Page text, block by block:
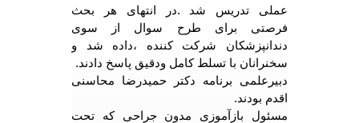
عملی تدریس شد .در انتهای هر بحث
فرصتی برای طرح سوال از سوی
دندانپزشکان شرکت کننده ،داده شد و
سخنرانان با تسلط کامل ودقیق پاسخ دادند.
دبیرعلمی برنامه دکتر حمیدرضا محاسنی
اقدم بودند.
مسئول بازآموزی مدون جراحی که تحت